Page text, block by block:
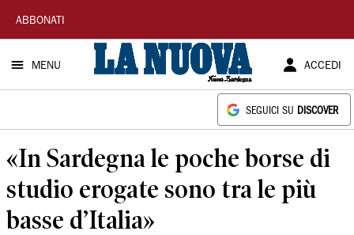
La
Nuova
Sardegna
ABBONATI
MENU ACCEDI
SEGUICI SU DISCOVER
«In Sardegna le poche borse di
studio erogate sono tra le più
basse d’Italia»